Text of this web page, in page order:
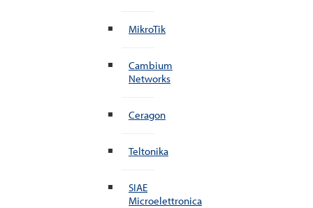
MikroTik
Cambium
Networks
Ceragon
Teltonika
SIAE
Microelettronica